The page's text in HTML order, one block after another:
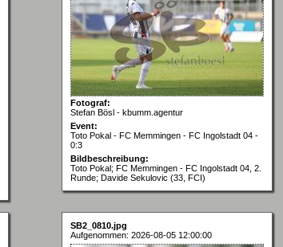
Fotograf:
Stefan Bösl - kbumm.agentur
Event:
Toto Pokal - FC Memmingen - FC Ingolstadt 04 -
0:3
Bildbeschreibung:
Toto Pokal; FC Memmingen - FC Ingolstadt 04, 2.
Runde; Davide Sekulovic (33, FCI)
SB2_0810.jpg
Aufgenommen: 2026-08-05 12:00:00